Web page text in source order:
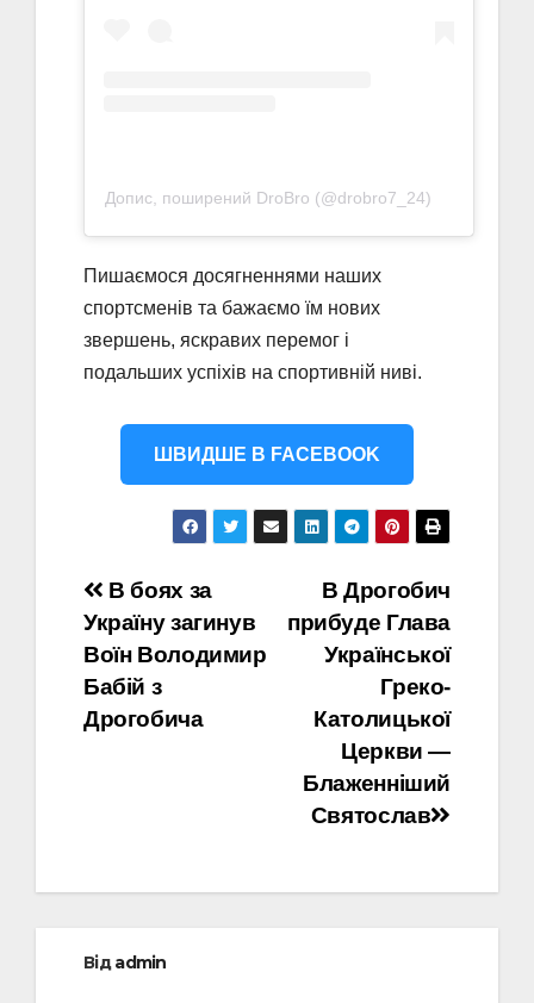
Допис, поширений DroBro (@drobro7_24)
Пишаємося досягненнями наших
спортсменів та бажаємо їм нових
звершень, яскравих перемог і
подальших успіхів на спортивній ниві.
ШВИДШЕ В FACEBOOK
Навігація
записів
В Дрогобич
прибуде Глава
Української
Греко-
Католицької
Церкви —
Блаженніший
Святослав
В боях за
Україну загинув
Воїн Володимир
Бабій з
Дрогобича
Відadmin